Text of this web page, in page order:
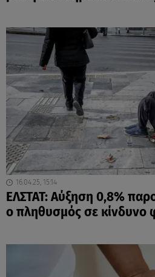
16.04.25, 15:14
ΕΛΣΤΑΤ: Αύξηση 0,8%
ο πληθυσμός σε κίνδυνο